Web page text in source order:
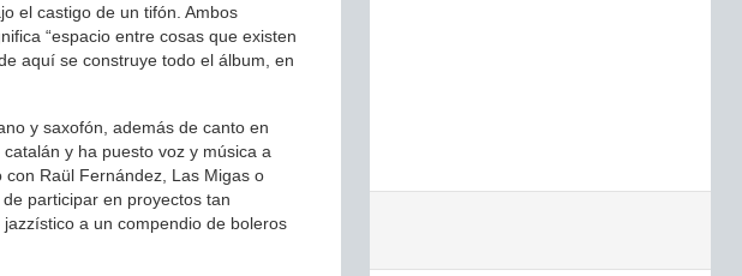
el castigo de un tifón. Ambos
“espacio entre cosas que existen
aquí se construye todo el álbum, en
y saxofón, además de canto en
y ha puesto voz y música a
Raül Fernández, Las Migas o
participar en proyectos tan
a un compendio de boleros